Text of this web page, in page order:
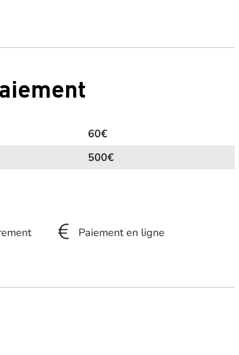
60€
500€
Paiement en ligne